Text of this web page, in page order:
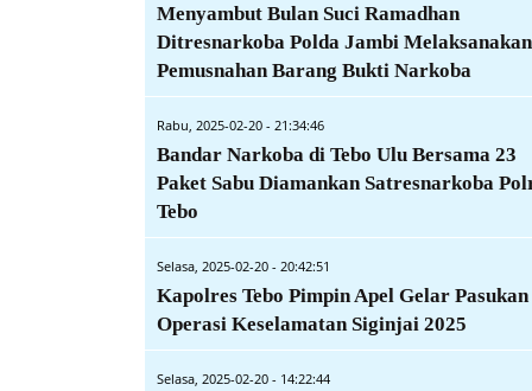
Menyambut Bulan Suci Ramadhan
Ditresnarkoba Polda Jambi Melaksanakan
Pemusnahan Barang Bukti Narkoba
Rabu, 2025-02-20 - 21:34:46
Bandar Narkoba di Tebo Ulu Bersama 23
Paket Sabu Diamankan Satresnarkoba
Tebo
Selasa, 2025-02-20 - 20:42:51
Kapolres Tebo Pimpin Apel Gelar Pasukan
Operasi Keselamatan Siginjai 2025
Selasa, 2025-02-20 - 14:22:44